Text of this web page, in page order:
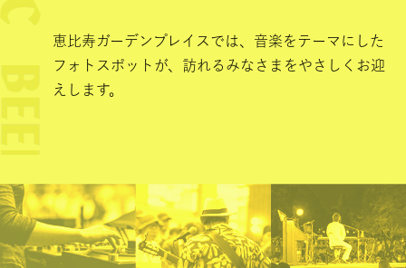
恵比寿ガーデンプレイスでは、音楽をテーマにした
フォトスポットが、訪れるみなさまをやさしくお迎
えします。